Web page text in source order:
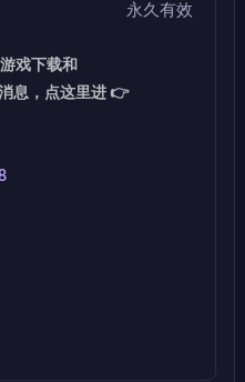
永久有效
戏下载和
息，点这里进 👉